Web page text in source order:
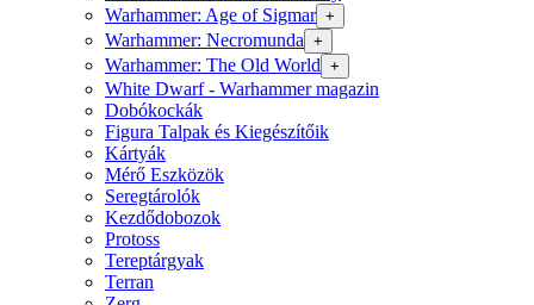
Warhammer: Age of Sigmar +
Warhammer: Necromunda +
Warhammer: The Old World +
White Dwarf - Warhammer magazin
Dobókockák
Figura Talpak és Kiegészítőik
Kártyák
Mérő Eszközök
Seregtárolók
Kezdődobozok
Protoss
Tereptárgyak
Terran